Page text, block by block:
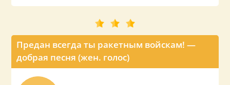
Предан всегда ты ракетным войскам! —
добрая песня (жен. голос)